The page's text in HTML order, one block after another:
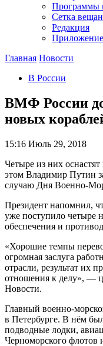
Программы
Сетка
Редакция
Приложение
Главная Новости
В России
ВМФ России до
новых
15:16 Июль 29, 2018
Четыре из них
этом Владимир Путин
случаю Дня Военно-
Президент напомнил,
уже поступило четыре
обеспечения и
«Хорошие темпы
огромная заслуга
отрасли, результат их
отношения к делу», —
Новости.
Главный военно-
в Петербурге. В нём
подводные лодки,
Черноморского флотов